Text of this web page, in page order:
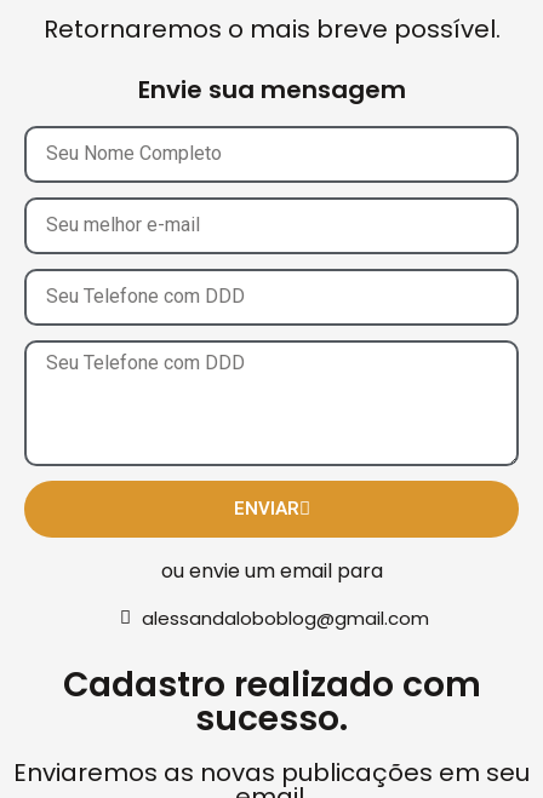
Retornaremos o mais breve possível.
Envie sua mensagem
ENVIAR
ou envie um email para
alessandaloboblog@gmail.com
Cadastro realizado com
sucesso.
Enviaremos as novas publicações em seu